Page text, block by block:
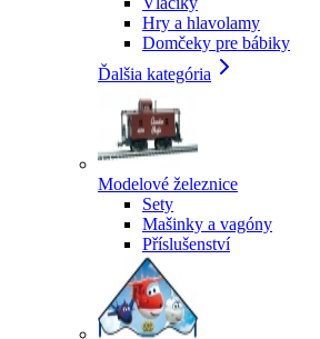
Hry a hlavolamy
Domčeky pre bábiky
Ďalšia kategória
Modelové železnice
Sety
Mašinky a vagóny
Příslušenství